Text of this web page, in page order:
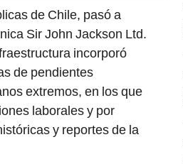
de Chile, pasó a
Sir John Jackson Ltd.
incorporó
de pendientes
extremos, en los que
laborales y por
y reportes de la